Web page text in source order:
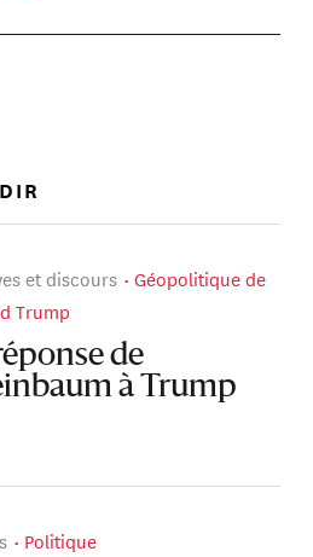
et discours
Géopolitique de
Trump
de
à Trump
Politique